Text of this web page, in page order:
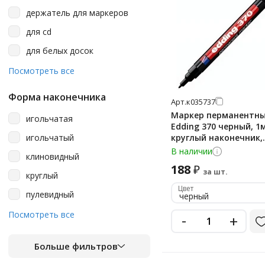
желтый
зеленый
золотистый
клен
коричневый
красный
лиловый
малиновый
махагон
медный
пастельный голубой
держатель для маркеров
для cd
для белых досок
для лабораторий
для стекла
для творчества
для флипчартов
для шин
Посмотреть все
Форма наконечника
игольчатая
игольчатый
клиновидный
круглый
пулевидный
скошенный
Посмотреть все
Больше фильтров
Арт.к035737
Маркер
Edding 370 черный,
круглый наконечник,
универсальный,
заправляемый
В наличии
188₽ за шт.
Цвет
черный
- +